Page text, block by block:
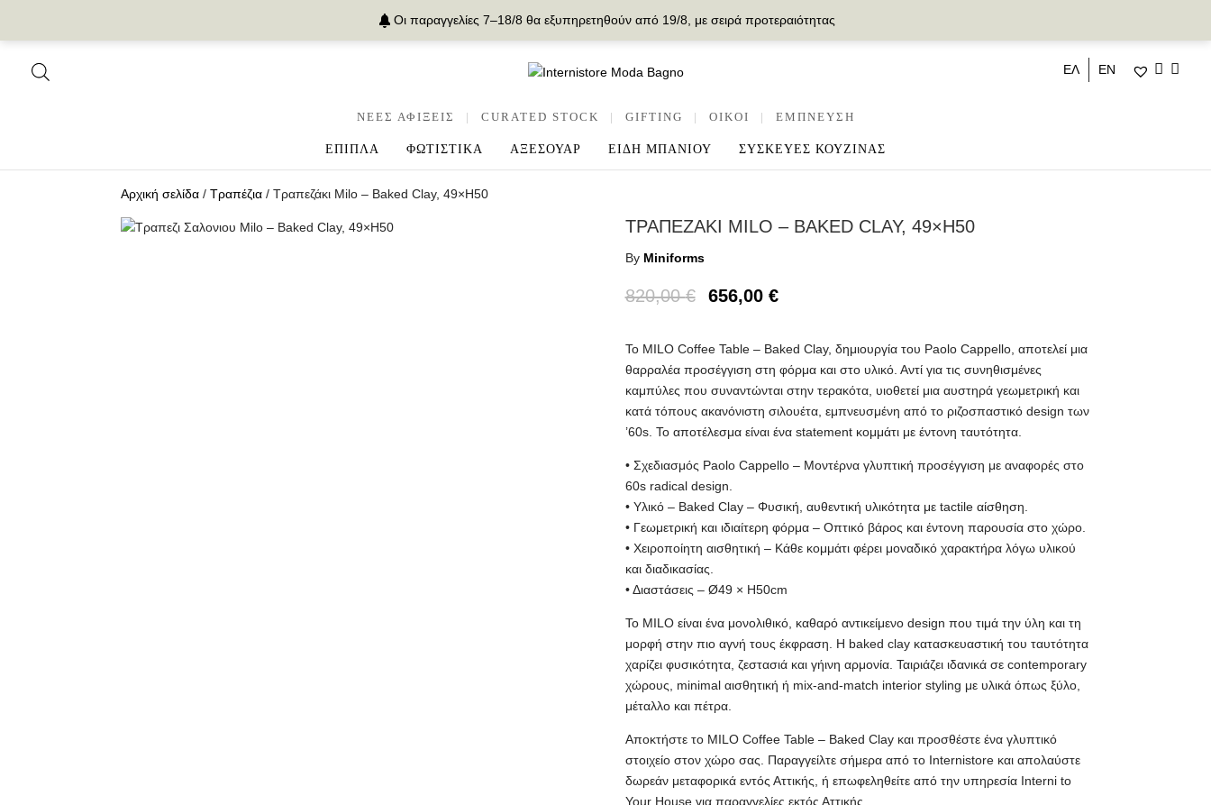
Οι παραγγελίες 7–18/8 θα εξυπηρετηθούν από 19/8, με σειρά προτεραιότητας
ΕΛ ΕΝ
ΝΕΕΣ ΑΦΙΞΕΙΣ | CURATED STOCK | GIFTING | OIKOI | ΕΜΠΝΕΥΣΗ
ΕΠΙΠΛΑ ΦΩΤΙΣΤΙΚΑ ΑΞΕΣΟΥΑΡ ΕΙΔΗ ΜΠΑΝΙΟΥ ΣΥΣΚΕΥΕΣ ΚΟΥΖΙΝΑΣ
Αρχική σελίδα /Τραπέζια / Τραπεζάκι Milo – Baked Clay, 49×H50
ΤΡΑΠΕΖΑΚΙ MILO – BAKED CLAY, 49×H50
By Miniforms
820,00€ 656,00 €
Το MILO Coffee Table – Baked Clay, δημιουργία του Paolo Cappello, αποτελεί μια
θαρραλέα προσέγγιση στη φόρμα και στο υλικό. Αντί για τις συνηθισμένες
καμπύλες που συναντώνται στην τερακότα, υιοθετεί μια αυστηρά γεωμετρική και
κατά τόπους ακανόνιστη σιλουέτα, εμπνευσμένη από το ριζοσπαστικό design των
’60s. Το αποτέλεσμα είναι ένα statement κομμάτι με έντονη ταυτότητα.
• Σχεδιασμός Paolo Cappello – Μοντέρνα γλυπτική προσέγγιση με αναφορές στο
60s radical design.
• Υλικό – Baked Clay – Φυσική, αυθεντική υλικότητα με tactile αίσθηση.
• Γεωμετρική και ιδιαίτερη φόρμα – Οπτικό βάρος και έντονη παρουσία στο χώρο.
• Χειροποίητη αισθητική – Κάθε κομμάτι φέρει μοναδικό χαρακτήρα λόγω υλικού
και διαδικασίας.
• Διαστάσεις – Ø49 × H50cm
Το MILO είναι ένα μονολιθικό, καθαρό αντικείμενο design που τιμά την ύλη και τη
μορφή στην πιο αγνή τους έκφραση. Η baked clay κατασκευαστική του ταυτότητα
χαρίζει φυσικότητα, ζεστασιά και γήινη αρμονία. Ταιριάζει ιδανικά σε contemporary
χώρους, minimal αισθητική ή mix-and-match interior styling με υλικά όπως ξύλο,
μέταλλο και πέτρα.
Αποκτήστε το MILO Coffee Table – Baked Clay και προσθέστε ένα γλυπτικό
στοιχείο στον χώρο σας. Παραγγείλτε σήμερα από το Internistore και απολαύστε
δωρεάν μεταφορικά εντός Αττικής, ή επωφεληθείτε από την υπηρεσία Interni to
Your House για παραγγελίες εκτός Αττικής.